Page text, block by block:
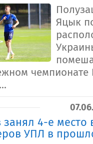
Яцык
чемпионате
занял 4-е место
УПЛ в